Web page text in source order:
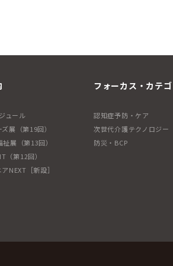
ュール
展（第19回）
展（第13回）
（第12回）
NEXT［新設］
フォーカス・カテ
認知症予防・ケア
次世代介護テクノロジー
防災・BCP